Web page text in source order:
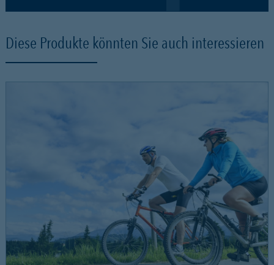
Diese Produkte könnten Sie auch interessieren